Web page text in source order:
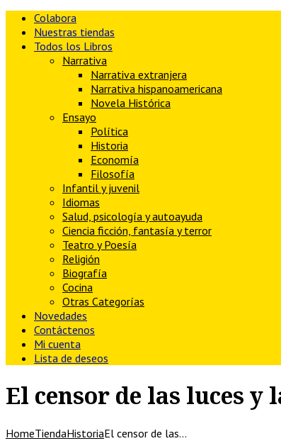
Colabora
Nuestras tiendas
Todos los Libros
Narrativa
Narrativa extranjera
Narrativa hispanoamericana
Novela Histórica
Ensayo
Política
Historia
Economía
Filosofía
Infantil y juvenil
Idiomas
Salud, psicología y autoayuda
Ciencia ficción, fantasía y terror
Teatro y Poesía
Religión
Biografía
Cocina
Otras Categorías
Novedades
Contáctenos
Mi cuenta
Lista de deseos
El censor de las luces y
HomeTiendaHistoriaEl censor de las…